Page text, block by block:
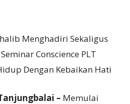
Menghadiri Sekaligus
Conscience PLT
Dengan Kebaikan Hati
– Memulai